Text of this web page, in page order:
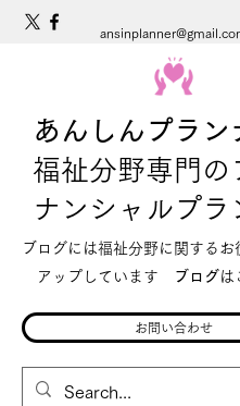
あんしんプラ
福祉分野専門の
ナンシャルプラ
ブログには福祉分野に関するお
アップしています
ブログ は
お問い合わせ